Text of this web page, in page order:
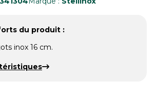
du produit :
inox 16 cm.